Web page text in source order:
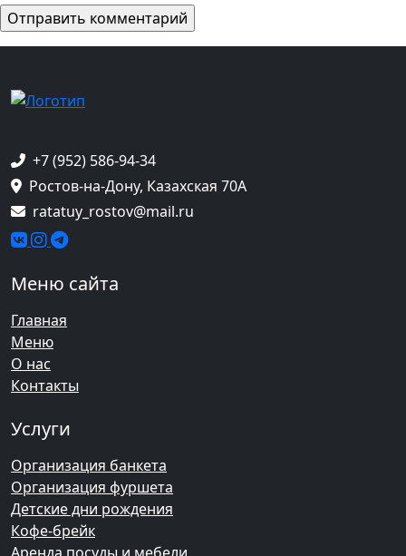
+7 (952) 586-94-34
Ростов-на-Дону, Казахская 70А
ratatuy_rostov@mail.ru
Меню сайта
Главная
Меню
О нас
Контакты
Услуги
Организация банкета
Организация фуршета
Детские дни рождения
Кофе-брейк